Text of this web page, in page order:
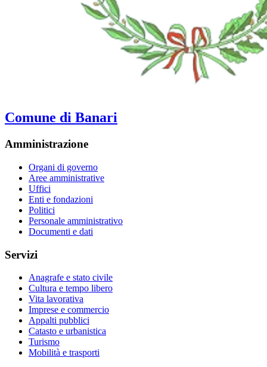
Comune di Banari
Amministrazione
Organi di governo
Aree amministrative
Uffici
Enti e fondazioni
Politici
Personale amministrativo
Documenti e dati
Servizi
Anagrafe e stato civile
Cultura e tempo libero
Vita lavorativa
Imprese e commercio
Appalti pubblici
Catasto e urbanistica
Turismo
Mobilità e trasporti